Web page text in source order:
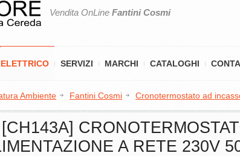
Vendita OnLine Fantini Cosmi
SERVIZI MARCHI CATALOGHI
Ambiente Fantini Cosmi Cronotermostato ad
A RETE 230V